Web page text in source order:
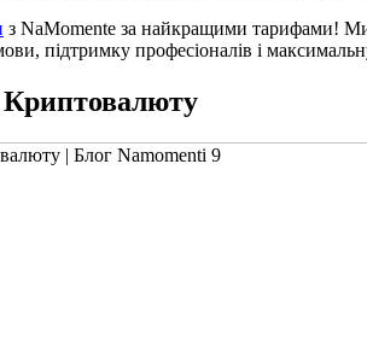
з NaMomente за найкращими тарифами! Ми
підтримку професіоналів і
Криптовалюту